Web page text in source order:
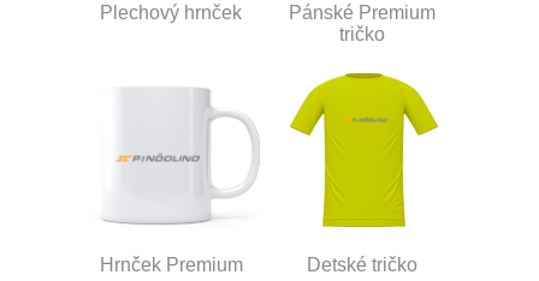
Plechový hrnček
Pánské Premium
tričko
Hrnček Premium Detské tričko